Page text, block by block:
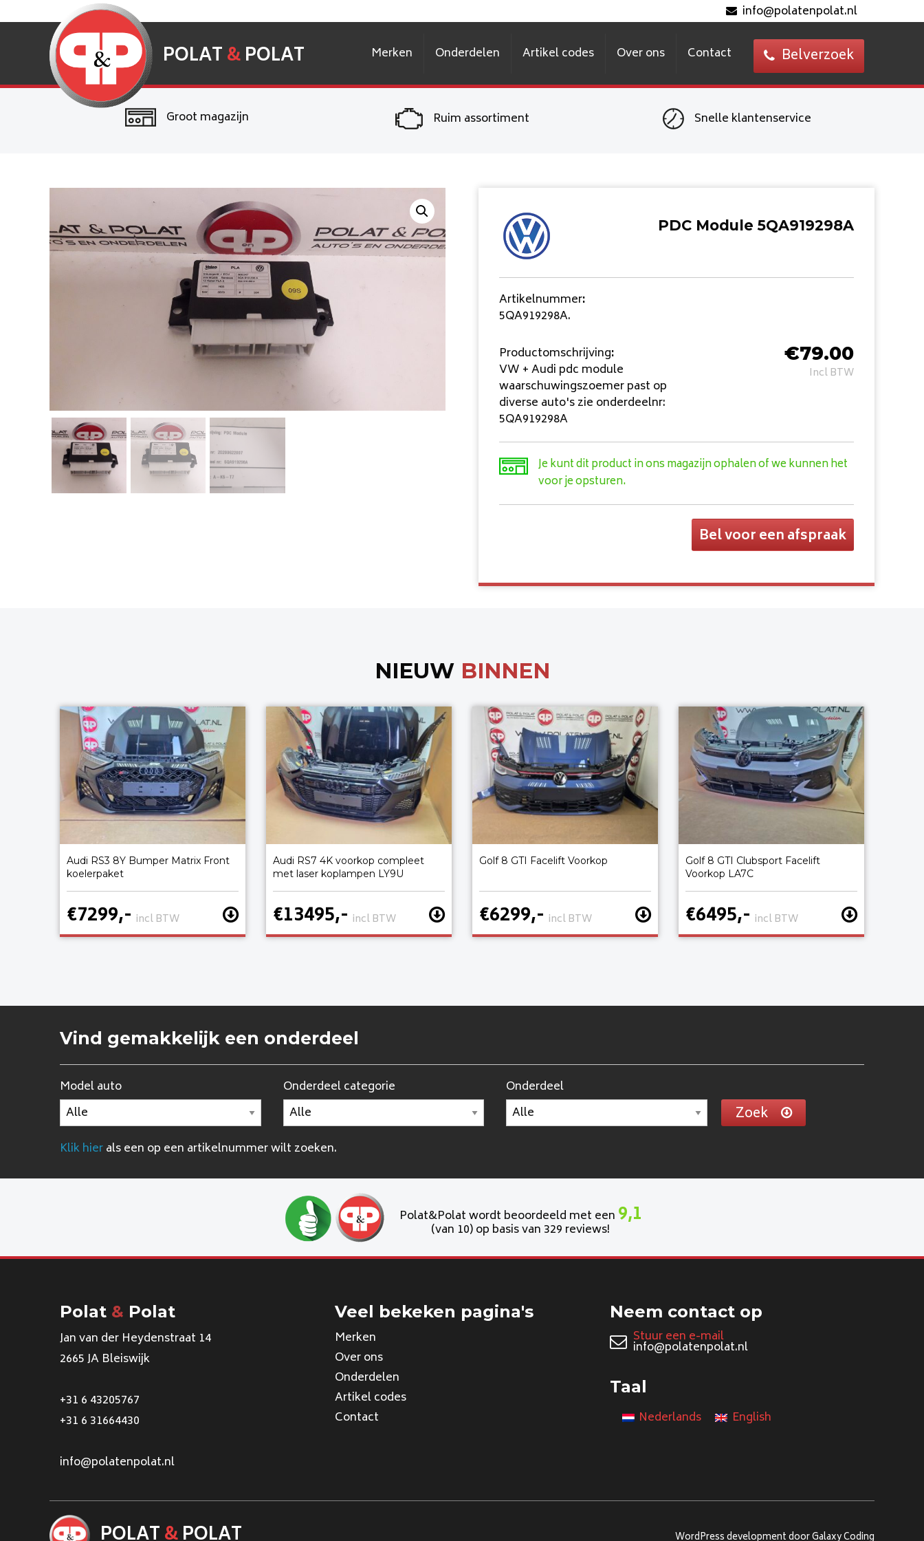
info@polatenpolat.nl
POLAT&POLAT Merken Onderdelen Artikel codes Over ons Contact Belverzoek
Groot magazijn Ruim assortiment Snelle klantenservice
PDC Module 5QA919298A
Artikelnummer:
5QA919298A.
Productomschrijving:
VW + Audi pdc module
waarschuwingszoemer past op
diverse auto's zie onderdeelnr:
5QA919298A
€79.00
Incl BTW
Je kunt dit product in ons magazijn ophalen of we kunnen het
voor je opsturen.
Bel voor een afspraak
NIEUW BINNEN
Audi RS3 8Y Bumper Matrix Front
koelerpaket
€7299,- incl BTW
Audi RS7 4K voorkop compleet
met laser koplampen LY9U
€13495,- incl BTW
Golf 8 GTI Facelift Voorkop
€6299,- incl BTW
Golf 8 GTI Clubsport Facelift
Voorkop LA7C
€6495,- incl BTW
Vind gemakkelijk een onderdeel
Model auto Onderdeel categorie Onderdeel
Zoek
Klik hierals een op een artikelnummer wilt zoeken.
Polat&Polat wordt beoordeeld met een 9,1
(van 10) op basis van 329 reviews!
Polat & Polat
Jan van der Heydenstraat 14
2665 JA Bleiswijk
+31 6 43205767
+31 6 31664430
info@polatenpolat.nl
Veel bekeken pagina's
Merken
Over ons
Onderdelen
Artikel codes
Contact
Neem contact op
Stuur een e-mail
info@polatenpolat.nl
Taal
Nederlands English